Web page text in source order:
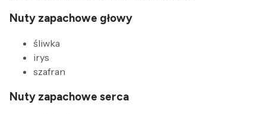
Nuty zapachowe głowy
śliwka
irys
szafran
Nuty zapachowe serca